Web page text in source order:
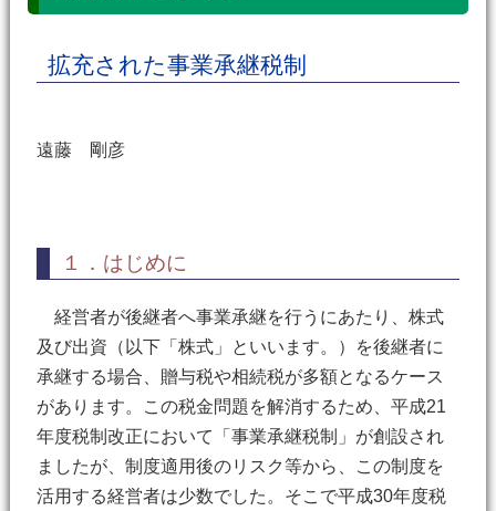
拡充された事業承継税制
遠藤 剛彦
１．はじめに
経営者が後継者へ事業承継を行うにあたり、株式
及び出資（以下「株式」といいます。）を後継者に
承継する場合、贈与税や相続税が多額となるケース
があります。この税金問題を解消するため、平成21
年度税制改正において「事業承継税制」が創設され
ましたが、制度適用後のリスク等から、この制度を
活用する経営者は少数でした。そこで平成30年度税